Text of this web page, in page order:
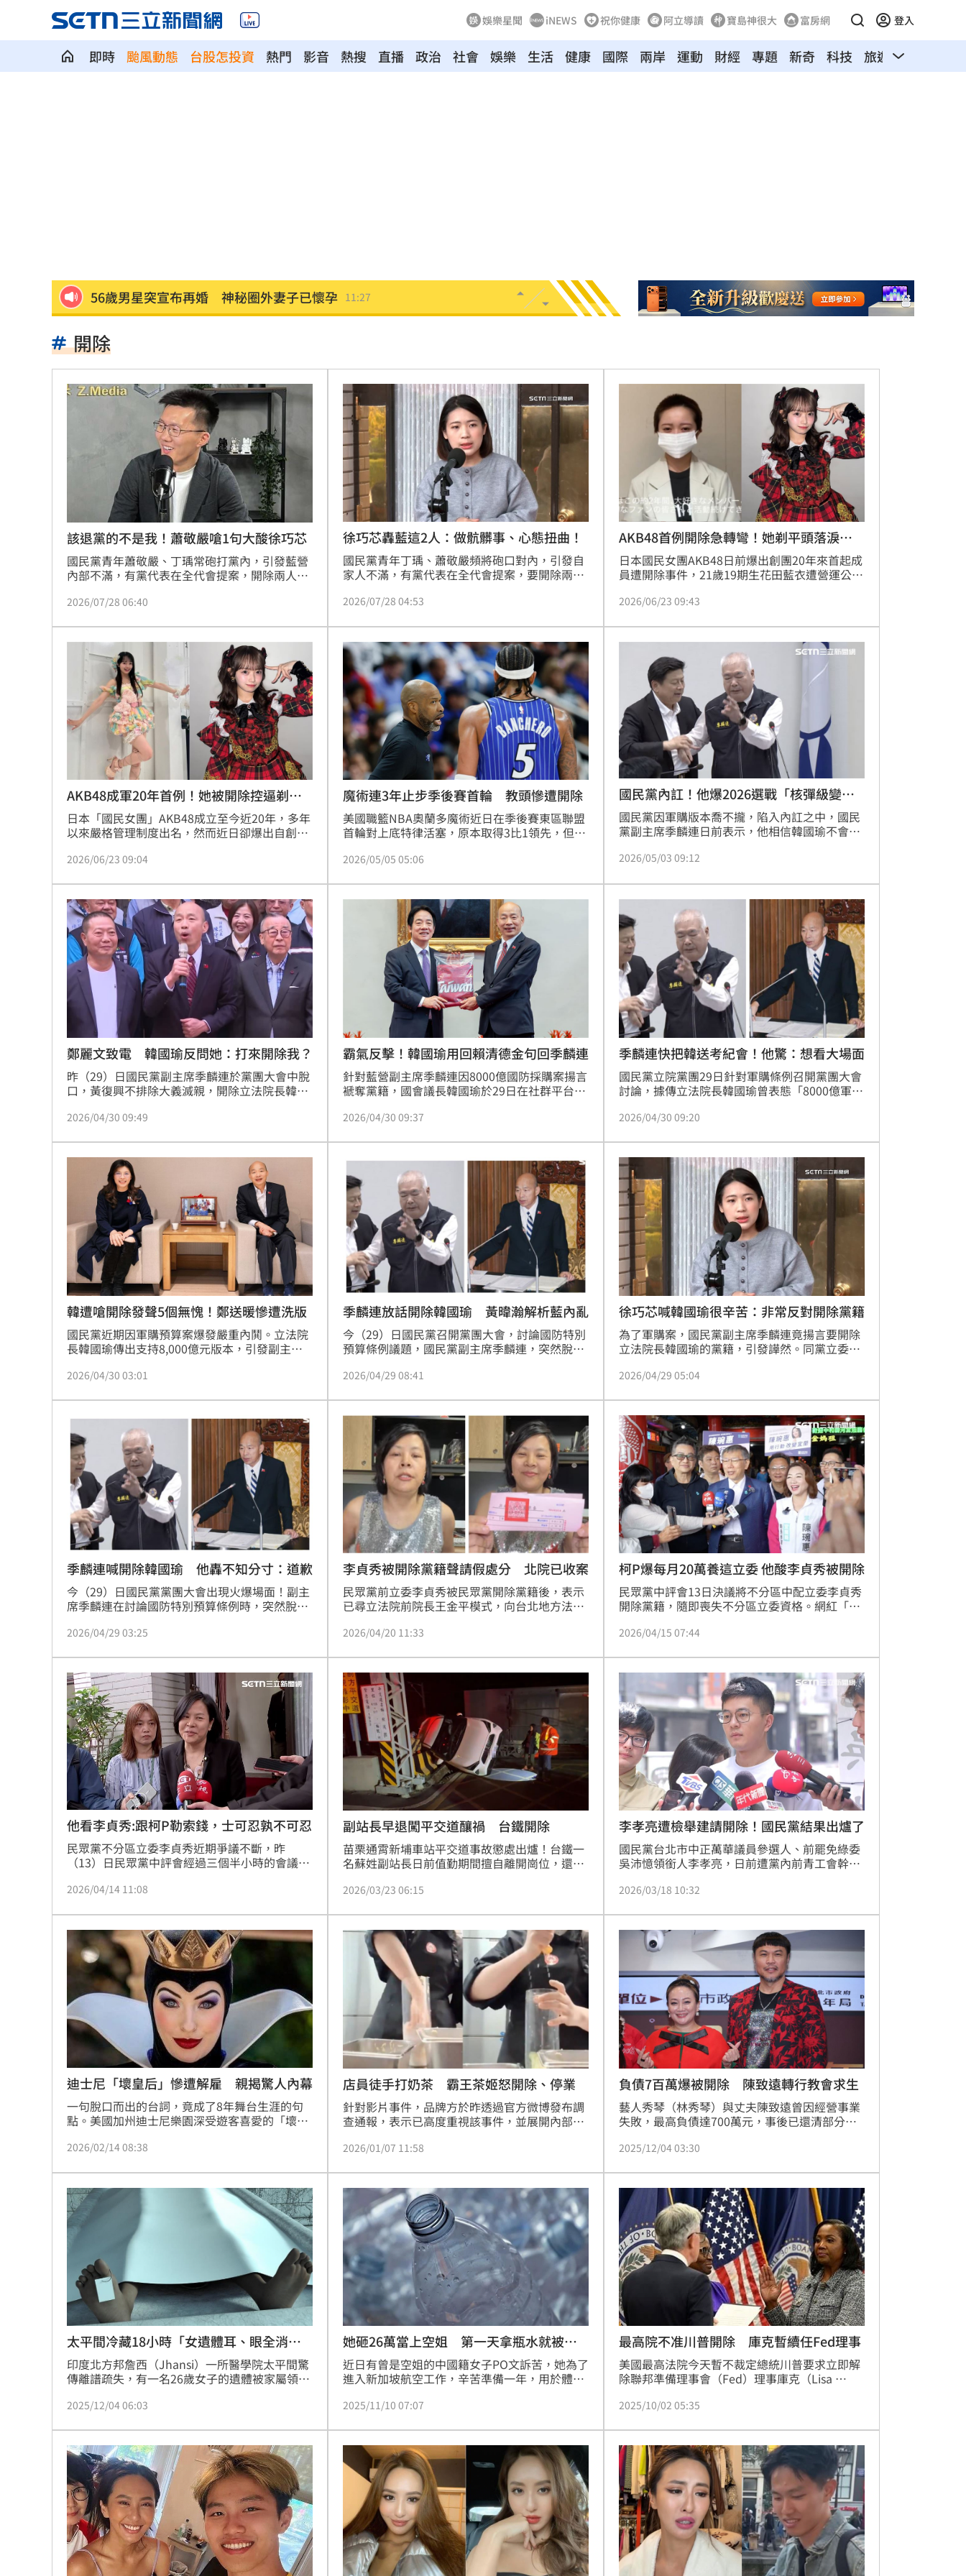
娛樂星聞 iNEWS 祝你健康 阿立導讀 寶島神很大 富房網 登入
即時 颱風動態 台股怎投資 熱門 影音 熱搜 直播 政治 社會 娛樂 生活 健康 國際 兩岸 運動 財經 專題 新奇 科技 旅遊 汽車
綠5戰將推父親節影音 他遭賴清德吐槽 11:20
捲校園霸凌爭議 知名韓星海外發展近況曝 11:12
鄭麗文脫口稱「台灣從來也不是一個國家」 11:12
身價千億照買250元麻糬 富太包包自己做 11:11
獨／河北彩花快閃文博會！狂掃潮玩曝驚喜 11:11
小吃部討債逼拍裸照！恐怖主嫌下場曝
獨／曹雨婷挨轟失職 昔理事長楊光友開轟 11:08
酒測0.7、毒品快篩陽性 警查獲酒毒雙駕 11:07
韓足協爆性招待外籍裁判！7場比賽5勝2和 11:06
本土女星遭經紀人侵犯 他反嗆：沒伸舌頭 11:05
他沒異狀卻動脈硬化！醫示警：8類人小心 11:04
獨／身高173！排球女神十一挑戰mini徵選 11:00
明知疫苗採購難！沈伯洋嗆蔣萬安造謠 11:00
全國首創「高溫微型保險」 台南7月試辦 11:00
擋暴衝特斯拉「救很多人」賓士車主身分曝 10:59
台灣彩券開獎直播中
三立iNEWS新聞台線上直播 18:00
商場戰國來臨 台中「頂奢大道」逐漸成形
台彩父親節推新刮刮樂千萬頭獎超「爸」氣
「拍片人的多重宇宙」職涯論壇9/12登場！
8國球員齊聚高雄 Formosa 7s掀足球熱潮 10:00
理想混蛋號召粉絲跨海追星吃美食！ 18:15
開除
該退黨的不是我！蕭敬嚴嗆1句大酸徐巧芯
國民黨青年蕭敬嚴、丁瑀常砲打黨內，引發藍營
內部不滿，有黨代表在全代會提案，開除兩人黨
家人，就是打著藍旗反藍旗。蕭敬嚴今（28）日
疑，徐巧芯難道是黨內碰不得的女神？
2026/07/28 06:40
徐巧芯轟藍這2人：做骯髒事、心態扭曲！
國民黨青年丁瑀、蕭敬嚴頻將砲口對內，引發自
家人不滿，有黨代表在全代會提案，要開除兩人
打著藍旗反藍旗，利用國民黨的名號，去做骯
案，就要盡快去做，否則自己人還要被羞辱多
久？
2026/07/28 04:53
AKB48首例開除急轉彎！她剃平頭落淚喊
冤
日本國民女團AKB48日前爆出創團20年來首起成
員遭開除事件，21歲19期生花田藍衣遭營運公司
面談溝通，最終被解除合約。然而事件就在DN
隨即公開影片親自回應，更頂著平頭現身，控訴
自己是在巨大壓力下被迫剃髮，瞬間引發日本演
藝圈與粉絲熱議。
2026/06/23 09:43
AKB48成軍20年首例！她被開除控逼剃光
頭
日本「國民女團」AKB48成立至今近20年，多年
以來嚴格管理制度出名，然而近日卻爆出自創團
DH株式會社今(23日) 發布聲明，宣布解除21歲
多次私下接觸特定粉絲、拒絕配合公司調查與溝
通，雙方關係最終徹底決裂。
2026/06/23 09:04
魔術連3年止步季後賽首輪 教頭慘遭開除
美國職籃NBA奧蘭多魔術近日在季後賽東區聯盟
首輪對上底特律活塞，原本取得3比1領先，但之
輪，魔術球團今天便開除了總教練莫茲里。
2026/05/05 05:06
國民黨內訌！他爆2026選戰「核彈級變
數」
國民黨因軍購版本喬不攏，陷入內訌之中，國民
黨副主席季麟連日前表示，他相信韓國瑜不會做
除韓國瑜黨籍，此話一出，引發嘩然。文化大學
解決方案，認為絕對將衝擊國民黨2026年底選舉
最大的變數。
2026/05/03 09:12
鄭麗文致電 韓國瑜反問她：打來開除我？
昨（29）日國民黨副主席季麟連於黨團大會中脫
口，黃復興不排除大義滅親，開除立法院長韓國
的互動與矛盾，也格外受到檢視。季麟連1席話
瑜，韓則笑回「打來是要開除我？」
2026/04/30 09:49
霸氣反擊！韓國瑜用回賴清德金句回季麟連
針對藍營副主席季麟連因8000億國防採購案揚言
褫奪黨籍，國會議長韓國瑜於29日在社群平台強
「老牛自知夕陽晚，沉默無聲自奮蹄」的14字箴
營皆無虧欠。此舉被視為回擊黨內逼宮壓力，展
現其不隨波逐流、盡忠職守的堅定立場。這場因
軍費案引爆的藍營內部路線之爭，後續黨中央如
何處置，已成為目前政壇高度關注的SEO熱搜焦
點。
2026/04/30 09:37
季麟連快把韓送考紀會！他驚：想看大場面
國民黨立院黨團29日針對軍購條例召開黨團大會
討論，據傳立法院長韓國瑜曾表態「8000億軍
不會做出賣黨求榮的事，若真有這種事，黃復興
然。對此，台灣青年世代共好協會理事長張育萌
直表示，掀開國民黨內鬥兩大陣營，「超想看國
民黨內鬥內行的大場面。」
2026/04/30 09:20
韓遭嗆開除發聲5個無愧！鄭送暖慘遭洗版
國民黨近期因軍購預算案爆發嚴重內鬨。立法院
長韓國瑜傳出支持8,000億元版本，引發副主席
愧」聲明自清，雖獲黨主席鄭麗文留言聲援，卻
節。這場風暴從預算爭議延燒至黨內路線分歧，
甚至引發軍系元老不滿。藍營高層如何弭平內部
裂痕並在重大法案取得共識，將是未來觀察國民
黨危機處理能力的重要指標。
2026/04/30 03:01
季麟連放話開除韓國瑜 黃暐瀚解析藍內亂
今（29）日國民黨召開黨團大會，討論國防特別
預算條例議題，國民黨副主席季麟連，突然脫口
論讓各界譁然。資深媒體人黃暐瀚就分析，軍購
只是韓國瑜，台中市長盧秀燕、前主席朱立倫等
一干人，或許也該被開除。
2026/04/29 08:41
徐巧芯喊韓國瑜很辛苦：非常反對開除黨籍
為了軍購案，國民黨副主席季麟連竟揚言要開除
立法院長韓國瑜的黨籍，引發譁然。同黨立委徐
常反對開除黨籍相關言論。
2026/04/29 05:04
季麟連喊開除韓國瑜 他轟不知分寸：道歉
今（29）日國民黨黨團大會出現火爆場面！副主
席季麟連在討論國防特別預算條例時，突然脫口
的事！如有這樣，黃復興必然挺身而出大義滅
對這樣的說法，與韓國瑜關係友好的台中市副市
長鄭照新就開砲，呼籲季麟連道歉，否則不用說
自己代表國民黨。
2026/04/29 03:25
李貞秀被開除黨籍聲請假處分 北院已收案
民眾黨前立委李貞秀被民眾黨開除黨籍後，表示
已尋立法院前院長王金平模式，向台北地方法院
了解，台北地院確實已於17日收案，為定暫時狀
2026/04/20 11:33
柯P爆每月20萬養這立委 他酸李貞秀被開除
民眾黨中評會13日決議將不分區中配立委李貞秀
開除黨籍，隨即喪失不分區立委資格。網紅「四
「柯文哲每個月用20萬養著她」，引起網友議
秀提同樣要求就要被開除，民眾黨要不要把陳琬
惠也送中評會？
2026/04/15 07:44
他看李貞秀:跟柯P勒索錢，士可忍孰不可忍
民眾黨不分區立委李貞秀近期爭議不斷，昨
（13）日民眾黨中評會經過三個半小時的會議討
評議裁決準則》第三十二條、第三十六條，予以
吳崑玉也笑喊「終於」。
2026/04/14 11:08
副站長早退闖平交道釀禍 台鐵開除
苗栗通霄新埔車站平交道事故懲處出爐！台鐵一
名蘇姓副站長日前值勤期間擅自離開崗位，還違
響多班列車行車秩序。台鐵今（23）日說明，經
職，後續也將面臨損失求償。
2026/03/23 06:15
李孝亮遭檢舉建請開除！國民黨結果出爐了
國民黨台北市中正萬華議員參選人、前罷免綠委
吳沛憶領銜人李孝亮，日前遭黨內前青工會幹部
黨台北市黨部於昨召開紀律委員會，針對李孝亮
志」、「違反政治倫理」，考紀委員認為，「以
提供資料無法確認其對本黨形象及其他事項有確
定傷害，不予懲處」。
2026/03/18 10:32
迪士尼「壞皇后」慘遭解雇 親揭驚人內幕
一句脫口而出的台詞，竟成了8年舞台生涯的句
點。美國加州迪士尼樂園深受遊客喜愛的「壞皇
B.），近日在受訪時首度揭露離開迪士尼的內
遭到解雇。陳宣如
2026/02/14 08:38
店員徒手打奶茶 霸王茶姬怒開除、停業
針對影片事件，品牌方於昨透過官方微博發布調
查通報，表示已高度重視該事件，並展開內部調
市人員，該門市已自即日起無限期停業，待完成
2026/01/07 11:58
負債7百萬爆被開除 陳致遠轉行教會求生
藝人秀琴（林秀琴）與丈夫陳致遠曾因經營事業
失敗，最高負債達700萬元，事後已還清部分並
債。去年底陳致遠被爆上班時「打假卡」遭投資
婆林秀琴出席黃國倫、寇乃馨號召的「聖誕文化
藝術嘉年華」記者會，被問到收入現況也回應
了。蔡維歆
2025/12/04 03:30
太平間冷藏18小時「女遺體耳、眼全消
失」
印度北方邦詹西（Jhansi）一所醫學院太平間驚
傳離譜疏失，有一名26歲女子的遺體被家屬領出
有部分已經消失，甚至還有蟑螂在屍體上亂竄，
遭開除，整起事件仍在調查中。
2025/12/04 06:03
她砸26萬當上空姐 第一天拿瓶水就被開
除
近日有曾是空姐的中國籍女子PO文訴苦，她為了
進入新加坡航空工作，辛苦準備一年，用於體
台幣26萬元），上班第一天住進公司準備的飯
反公司規定」被開除，沒有任何商談空間，讓她
控訴公司冷漠。新加坡航空則回應「不會就任何
涉及在職、離職員工的機密事宜做回應」。
2025/11/10 07:07
最高院不准川普開除 庫克暫續任Fed理事
美國最高法院今天暫不裁定總統川普要求立即解
除聯邦準備理事會（Fed）理事庫克（Lisa
預計明年初審理。
2025/10/02 05:35